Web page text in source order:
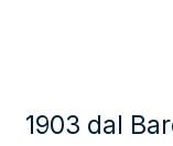
1903 dal